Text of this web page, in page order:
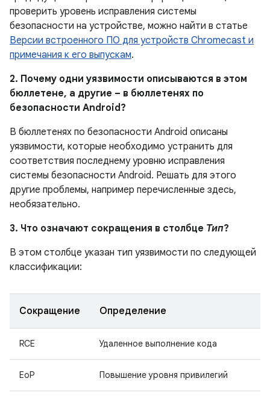
проверить уровень исправления системы
безопасности на устройстве, можно найти в статье
Версии встроенного ПО для устройств Chromecast и
примечания к его выпускам.
2. Почему одни уязвимости описываются в этом
бюллетене, а другие – в бюллетенях по
безопасности Android?
В бюллетенях по безопасности Android описаны
уязвимости, которые необходимо устранить для
соответствия последнему уровню исправления
системы безопасности Android. Решать для этого
другие проблемы, например перечисленные здесь,
необязательно.
3. Что означают сокращения в столбце Тип?
В этом столбце указан тип уязвимости по следующей
классификации:
Сокращение Определение
RCE Удаленное выполнение кода
EoP Повышение уровня привилегий